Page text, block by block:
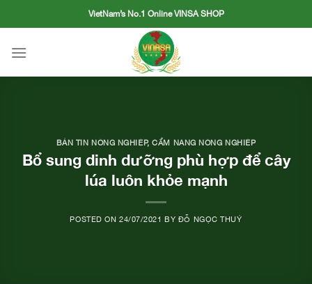
to
VietNam’s No.1 Online VINSA SHOP
BẢN TIN NÔNG NGHIỆP,CẨM NANG NÔNG NGHIỆP
Bổ sung dinh dưỡng phù hợp để cây
lúa luôn khỏe mạnh
POSTED ON 24/07/2021 BY ĐỖ NGỌC THUÝ